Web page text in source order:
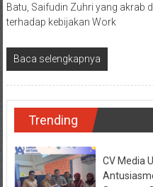
Batu, Saifudin Zuhri yang akrab
terhadap kebijakan Work
Baca selengkapnya
Trending
CV Media